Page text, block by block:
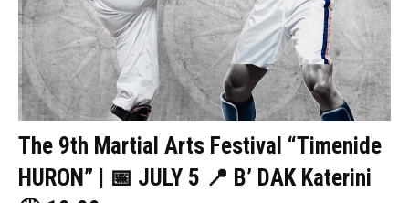
The 9th Martial Arts Festival “Timenide
HURON” | 📅 JULY 5 📍 B’ DAK Katerini